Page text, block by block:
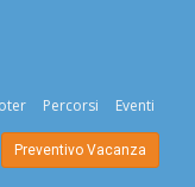
Percorsi Eventi
Preventivo Vacanza